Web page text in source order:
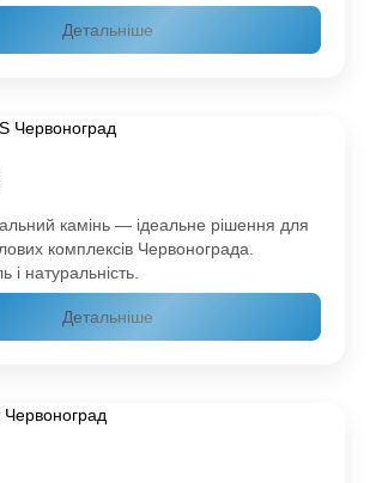
Детальніше
камінь — ідеальне рішення для
комплексів Червонограда.
і натуральність.
Детальніше